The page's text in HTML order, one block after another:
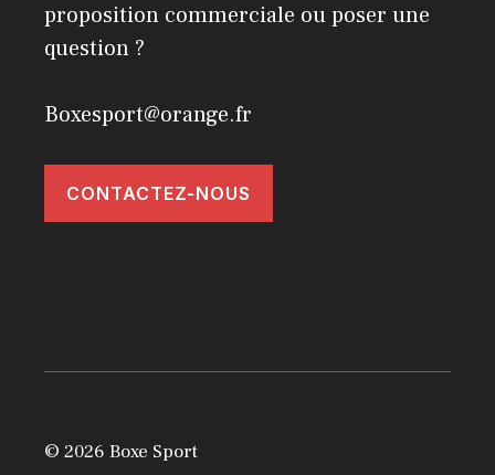
proposition commerciale ou poser une
question ?
Boxesport@orange.fr
CONTACTEZ-NOUS
© 2026 Boxe Sport